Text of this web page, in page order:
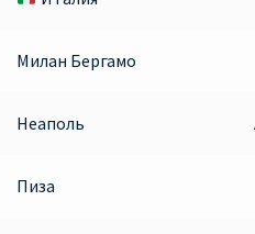
Милан Бергамо
Неаполь
Пиза